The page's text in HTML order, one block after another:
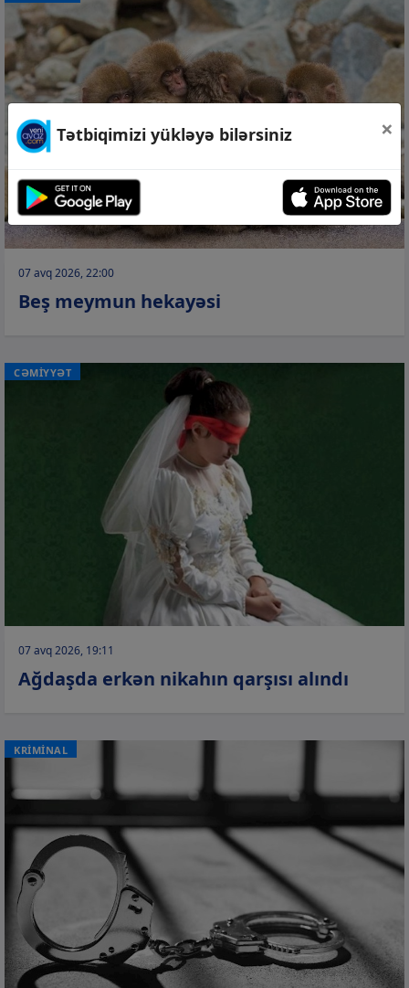
07 avq 2026, 22:00
Beş meymun hekayəsi
CƏMİYYƏT
07 avq 2026, 19:11
Ağdaşda erkən nikahın qarşısı alındı
KRİMİNAL
Tətbiqimizi yükləyə bilərsiniz ×